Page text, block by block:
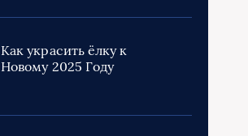
Как украсить ёлку к
Новому 2025 Году